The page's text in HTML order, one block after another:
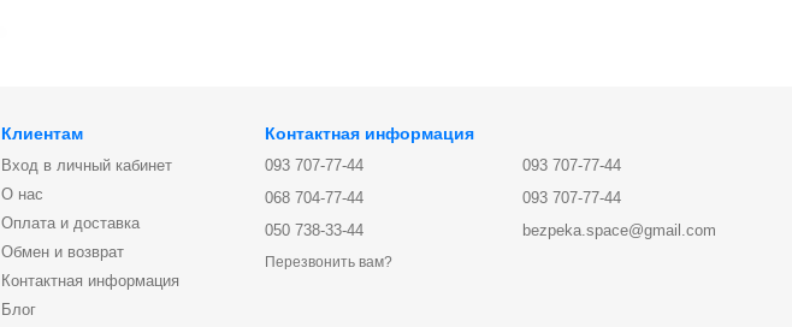
Клиентам
Вход в личный кабинет
О нас
Оплата и доставка
Обмен и возврат
Контактная информация
Блог
Контактная информация
093 707-77-44
068 704-77-44
050 738-33-44
Перезвонить вам?
093 707-77-44
093 707-77-44
bezpeka.space@gmail.com